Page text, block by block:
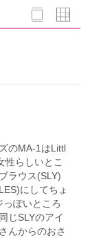
のMA-1はLittl
性らしいとこ
ラウス(SLY)
にしてちょ
ぽいところ
じSLYのアイ
んからのおさ